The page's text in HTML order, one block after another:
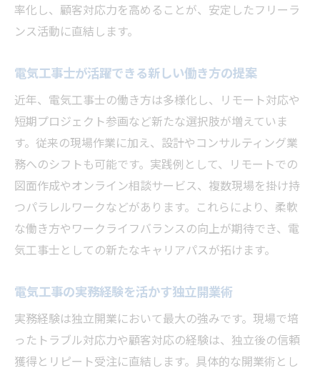
率化し、顧客対応力を高めることが、安定したフリーラ
ンス活動に直結します。
電気工事士が活躍できる新しい働き方の提案
近年、電気工事士の働き方は多様化し、リモート対応や
短期プロジェクト参画など新たな選択肢が増えていま
す。従来の現場作業に加え、設計やコンサルティング業
務へのシフトも可能です。実践例として、リモートでの
図面作成やオンライン相談サービス、複数現場を掛け持
つパラレルワークなどがあります。これらにより、柔軟
な働き方やワークライフバランスの向上が期待でき、電
気工事士としての新たなキャリアパスが拓けます。
電気工事の実務経験を活かす独立開業術
実務経験は独立開業において最大の強みです。現場で培
ったトラブル対応力や顧客対応の経験は、独立後の信頼
獲得とリピート受注に直結します。具体的な開業術とし